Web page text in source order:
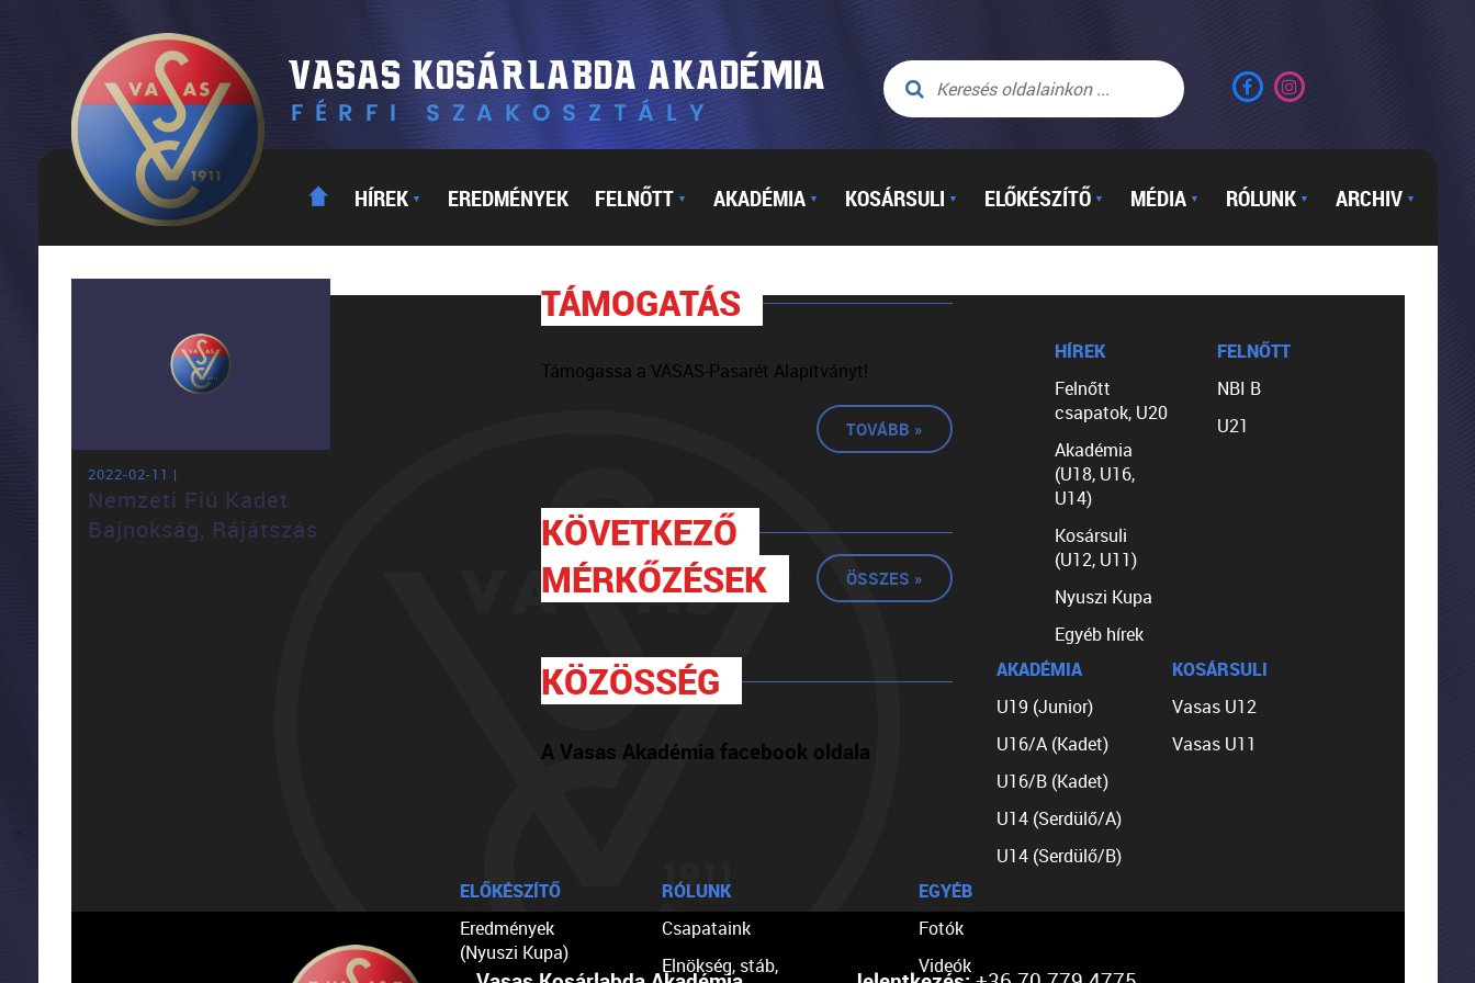
HÍREK ▼ EREDMÉNYEK FELNŐTT ▼ AKADÉMIA ▼ KOSÁRSULI ▼ ELŐKÉSZÍTŐ ▼ MÉDIA ▼ RÓLUNK ▼ ARCHIV ▼
2022-02-11 |
Nemzeti Fiú Kadet
Bajnokság, Rájátszás
TÁMOGATÁS
Támogassa a VASAS-Pasarét Alapítványt!
TOVÁBB »
KÖVETKEZŐ
MÉRKŐZÉSEK
ÖSSZES »
KÖZÖSSÉG
A Vasas Akadémia facebook oldala
HÍREK
Felnőtt
csapatok, U20
Akadémia
(U18, U16,
U14)
Kosársuli
(U12, U11)
Nyuszi Kupa
Egyéb hírek
FELNŐTT
NBI B
U21
AKADÉMIA
U19 (Junior)
U16/A (Kadet)
U16/B (Kadet)
U14 (Serdülő/A)
U14 (Serdülő/B)
KOSÁRSULI
Vasas U12
Vasas U11
ELŐKÉSZÍTŐ
Eredmények
(Nyuszi Kupa)
RÓLUNK
Csapataink
Elnökség, stáb,
EGYÉB
Fotók
Videók